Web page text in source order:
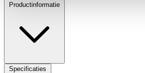
Productinformatie
Specificaties